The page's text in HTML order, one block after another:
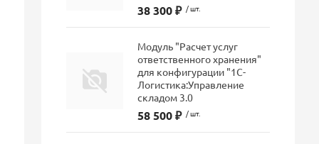
38 300 ₽ / шт.
Модуль "Расчет услуг
ответственного хранения"
для конфигурации "1С-
Логистика:Управление
складом 3.0
58 500 ₽ / шт.